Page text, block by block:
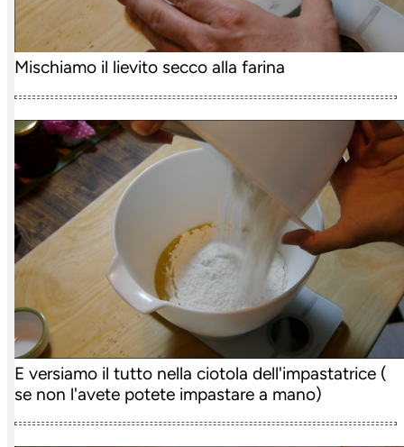
Mischiamo il lievito secco alla farina
E versiamo il tutto nella ciotola dell'impastatrice (
se non l'avete potete impastare a mano)